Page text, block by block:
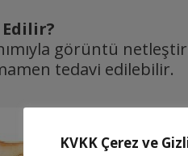
görüntü
tedavi edilebilir.
KVKK Çerez ve